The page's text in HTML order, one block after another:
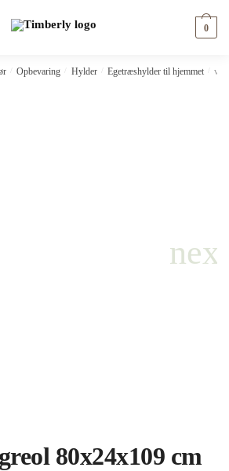
0
Opbevaring Hylder Egetræshylder til hjemmet
80x24x109 cm